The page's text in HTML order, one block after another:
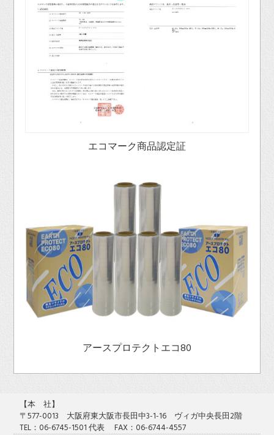
エコマーク商品認定証
アースプロテクトエコ80
【本 社】
〒577-0013 大阪府東大阪市長田中3-1-16 ヴィガ中央長田2階
TEL：06-6745-1501 代表 FAX：06-6744-4557